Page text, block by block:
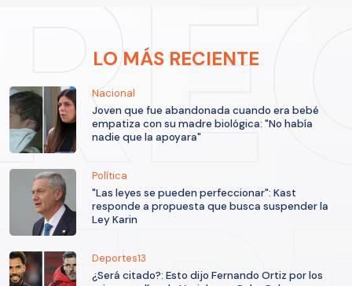
LO MÁS RECIENTE
Nacional
Joven que fue abandonada cuando era bebé
empatiza con su madre biológica: "No había
nadie que la apoyara"
Política
"Las leyes se pueden perfeccionar": Kast
responde a propuesta que busca suspender la
Ley Karin
Deportes13
¿Será citado?: Esto dijo Fernando Ortiz por los